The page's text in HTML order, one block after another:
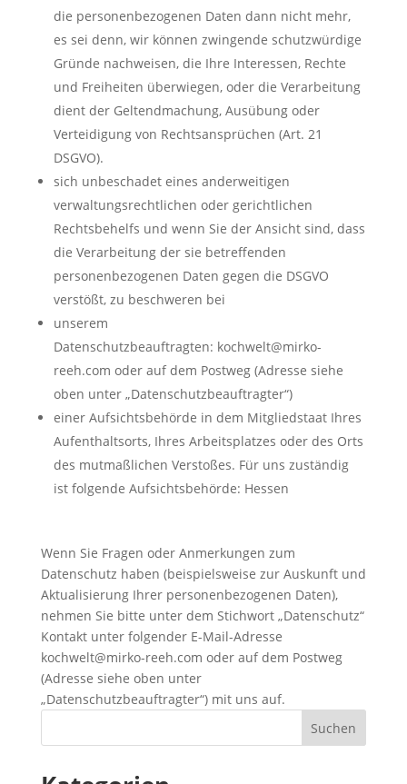
die personenbezogenen Daten dann nicht mehr,
es sei denn, wir können zwingende schutzwürdige
Gründe nachweisen, die Ihre Interessen, Rechte
und Freiheiten überwiegen, oder die Verarbeitung
dient der Geltendmachung, Ausübung oder
Verteidigung von Rechtsansprüchen (Art. 21
DSGVO).
sich unbeschadet eines anderweitigen
verwaltungsrechtlichen oder gerichtlichen
Rechtsbehelfs und wenn Sie der Ansicht sind, dass
die Verarbeitung der sie betreffenden
personenbezogenen Daten gegen die DSGVO
verstößt, zu beschweren bei
unserem
Datenschutzbeauftragten: kochwelt@mirko-
reeh.com oder auf dem Postweg (Adresse siehe
oben unter „Datenschutzbeauftragter“)
einer Aufsichtsbehörde in dem Mitgliedstaat Ihres
Aufenthaltsorts, Ihres Arbeitsplatzes oder des Orts
des mutmaßlichen Verstoßes. Für uns zuständig
ist folgende Aufsichtsbehörde: Hessen
Wenn Sie Fragen oder Anmerkungen zum
Datenschutz haben (beispielsweise zur Auskunft und
Aktualisierung Ihrer personenbezogenen Daten),
nehmen Sie bitte unter dem Stichwort „Datenschutz“
Kontakt unter folgender E-Mail-Adresse
kochwelt@mirko-reeh.com oder auf dem Postweg
(Adresse siehe oben unter
„Datenschutzbeauftragter“) mit uns auf.
Suchen